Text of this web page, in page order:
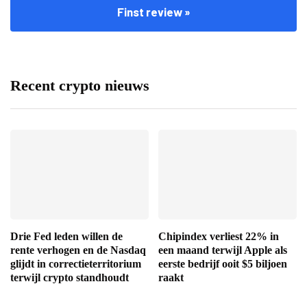
Finst review »
Recent crypto nieuws
Drie Fed leden willen de
rente verhogen en de Nasdaq
glijdt in correctieterritorium
terwijl crypto standhoudt
Chipindex verliest 22% in
een maand terwijl Apple als
eerste bedrijf ooit $5 biljoen
raakt